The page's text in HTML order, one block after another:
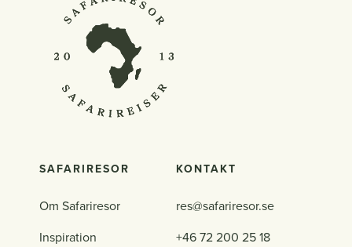
SAFARIRESOR
Om Safariresor
Inspiration
KONTAKT
res@safariresor.se
+46 72 200 25 18